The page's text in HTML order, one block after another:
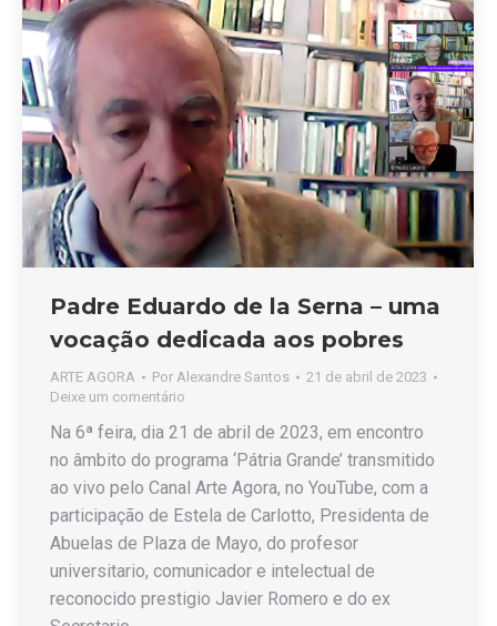
Padre Eduardo de la Serna – uma
vocação dedicada aos pobres
ARTE AGORA Por Alexandre Santos
21 de abril de 2023
Deixe um comentário
Na 6ª feira, dia 21 de abril de 2023, em encontro
no âmbito do programa ‘Pátria Grande’ transmitido
ao vivo pelo Canal Arte Agora, no YouTube, com a
participação de Estela de Carlotto, Presidenta de
Abuelas de Plaza de Mayo, do profesor
universitario, comunicador e intelectual de
reconocido prestigio Javier Romero e do ex